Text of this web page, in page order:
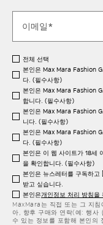
전체 선택
본인은 Max Mara Fashion
다. (필수사항)
본인은 Max Mara Fashion
합니다. (필수사항)
본인은 Max Mara Fashion
니다. (필수사항)
본인은 Max Mara Fashion
다. (필수사항)
본인은 이 웹 사이트가 18세
을 확인합니다. (필수사항)
본인은 뉴스레터를 구독하
받고 싶습니다.
본인은개인정보 처리 방침을
MaxMara는 직접 또는 그 지
아, 향후 구매와 연락(예: 행사
수 있는 정보를 포함해 본인의